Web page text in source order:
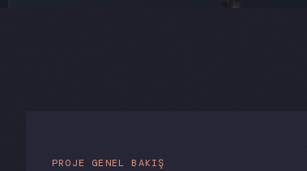
PROJE GENEL BAKIŞ